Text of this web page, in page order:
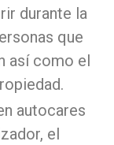
durante la
que
así como el
autocares
el